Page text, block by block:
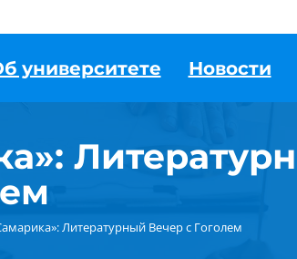
университете Новости
Литературный Вечер с Гоголем